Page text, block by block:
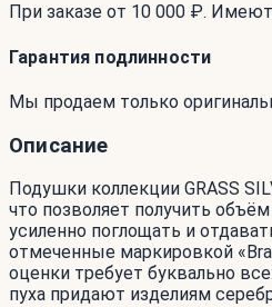
При заказе от 10 000 ₽.
Гарантия подлинности
Мы продаем только
Описание
Подушки коллекции GRASS
что позволяет получить
усиленно поглощать и
отмеченные маркировкой
оценки требует буквально
пуха придают изделиям